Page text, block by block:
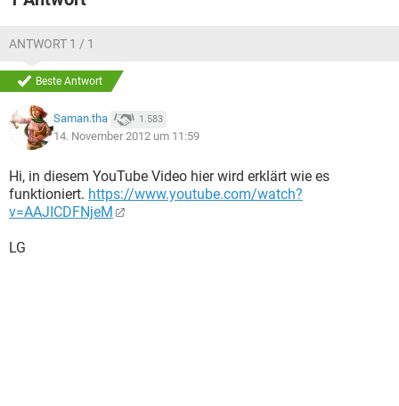
ANTWORT 1 / 1
Beste Antwort
Saman.tha 1.583
14. November 2012 um 11:59
Hi, in diesem YouTube Video hier wird erklärt wie es
funktioniert. https://www.youtube.com/watch?
v=AAJICDFNjeM
LG